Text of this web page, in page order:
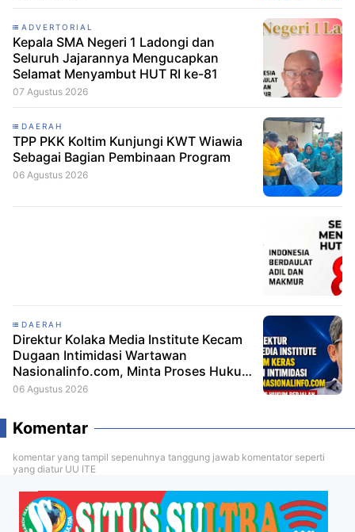
ADVERTORIAL
Kepala SMA Negeri 1 Ladongi dan
Seluruh Jajarannya Mengucapkan
Selamat Menyambut HUT RI ke-81
07 Agustus 2026
DAERAH
TPP PKK Koltim Kunjungi KWT Wiawia
Sebagai Bagian Pembinaan Program
06 Agustus 2026
DAERAH
Direktur Kolaka Media Institute Kecam
Dugaan Intimidasi Wartawan
Nasionalinfo.com, Minta Proses Hukum
Berjalan
06 Agustus 2026
Komentar
komentar yang tampil sepenuhnya tanggung jawab komentator seperti
yang diatur UU ITE